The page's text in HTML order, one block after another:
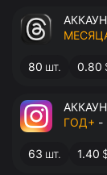
80 шт. 0.80
ГОД+ -
63 шт. 1.40